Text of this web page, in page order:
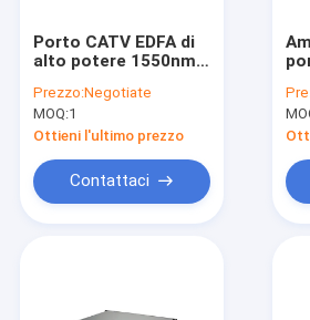
Porto CATV EDFA di
alto potere 1550nm
Prezzo:Negotiate
MOQ:1
Ottieni l'ultimo prezzo
Contattaci